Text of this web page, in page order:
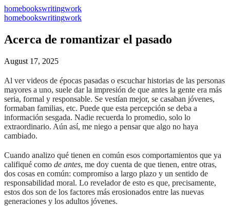
homebookswritingwork
homebookswritingwork
Acerca de romantizar el pasado
August 17, 2025
Al ver videos de épocas pasadas o escuchar historias de las personas
mayores a uno, suele dar la impresión de que antes la gente era más
seria, formal y responsable. Se vestían mejor, se casaban jóvenes,
formaban familias, etc. Puede que esta percepción se deba a
información sesgada. Nadie recuerda lo promedio, solo lo
extraordinario. Aún así, me niego a pensar que algo no haya
cambiado.
Cuando analizo qué tienen en común esos comportamientos que ya
califiqué como de antes, me doy cuenta de que tienen, entre otras,
dos cosas en común: compromiso a largo plazo y un sentido de
responsabilidad moral. Lo revelador de esto es que, precisamente,
estos dos son de los factores más erosionados entre las nuevas
generaciones y los adultos jóvenes.